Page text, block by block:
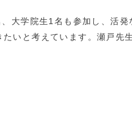
大学院生1名も参加し、活
いと考えています。瀬戸先